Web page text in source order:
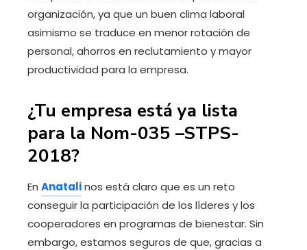
organización, ya que un buen clima laboral
asimismo se traduce en menor rotación de
personal, ahorros en reclutamiento y mayor
productividad para la empresa.
¿Tu empresa está ya lista
para la Nom-035 –STPS-
2018?
En Anatalinos está claro que es un reto
conseguir la participación de los líderes y los
cooperadores en programas de bienestar. Sin
embargo, estamos seguros de que, gracias a